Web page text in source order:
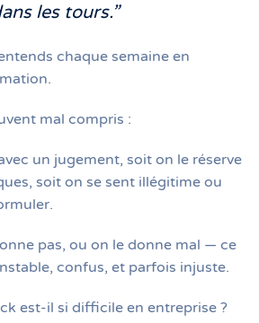
les tours.”
chaque semaine en
mal compris :
un jugement, soit on le réserve
soit on se sent illégitime ou
pas, ou on le donne mal — ce
confus, et parfois injuste.
est-il si difficile en entreprise ?